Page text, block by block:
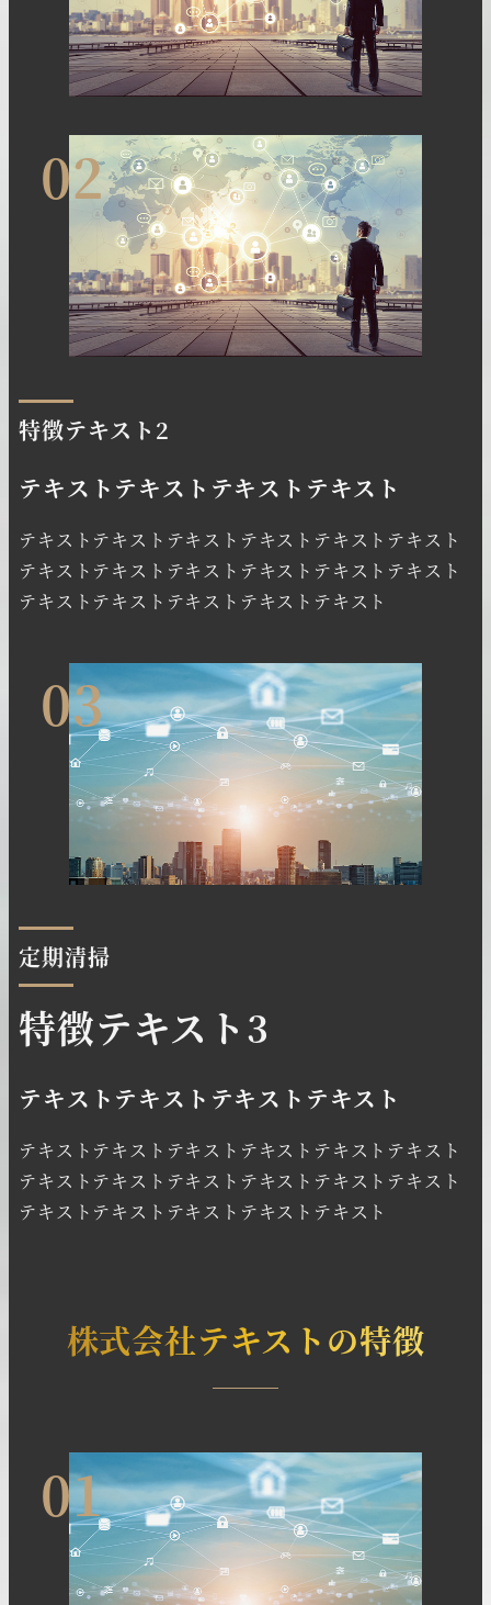
02
特徴テキスト2
テキストテキストテキストテキスト
テキストテキストテキストテキストテキストテキスト
テキストテキストテキストテキストテキストテキスト
テキストテキストテキストテキストテキスト
03
定期清掃
特徴テキスト3
テキストテキストテキストテキスト
テキストテキストテキストテキストテキストテキスト
テキストテキストテキストテキストテキストテキスト
テキストテキストテキストテキストテキスト
株式会社テキストの特徴
01